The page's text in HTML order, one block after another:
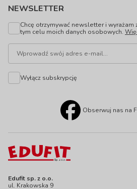
Edufit sp. z o.o.
ul. Krakowska 9
NEWSLETTER
Chcę otrzymywać newsletter i
tym celu moich danych osobowych.
Wyłącz subskrypcję
Obserwuj nas na